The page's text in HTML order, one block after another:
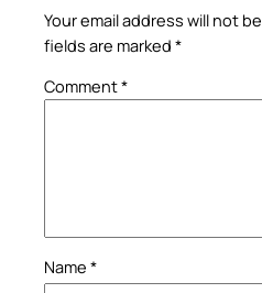
Your email address will not
fields are marked *
Comment*
Name *